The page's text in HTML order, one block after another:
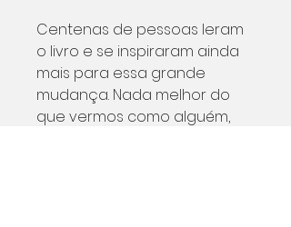
Centenas de pessoas leram
o livro e se inspiraram ainda
mais para essa grande
mudança. Nada melhor do
que vermos como alguém,